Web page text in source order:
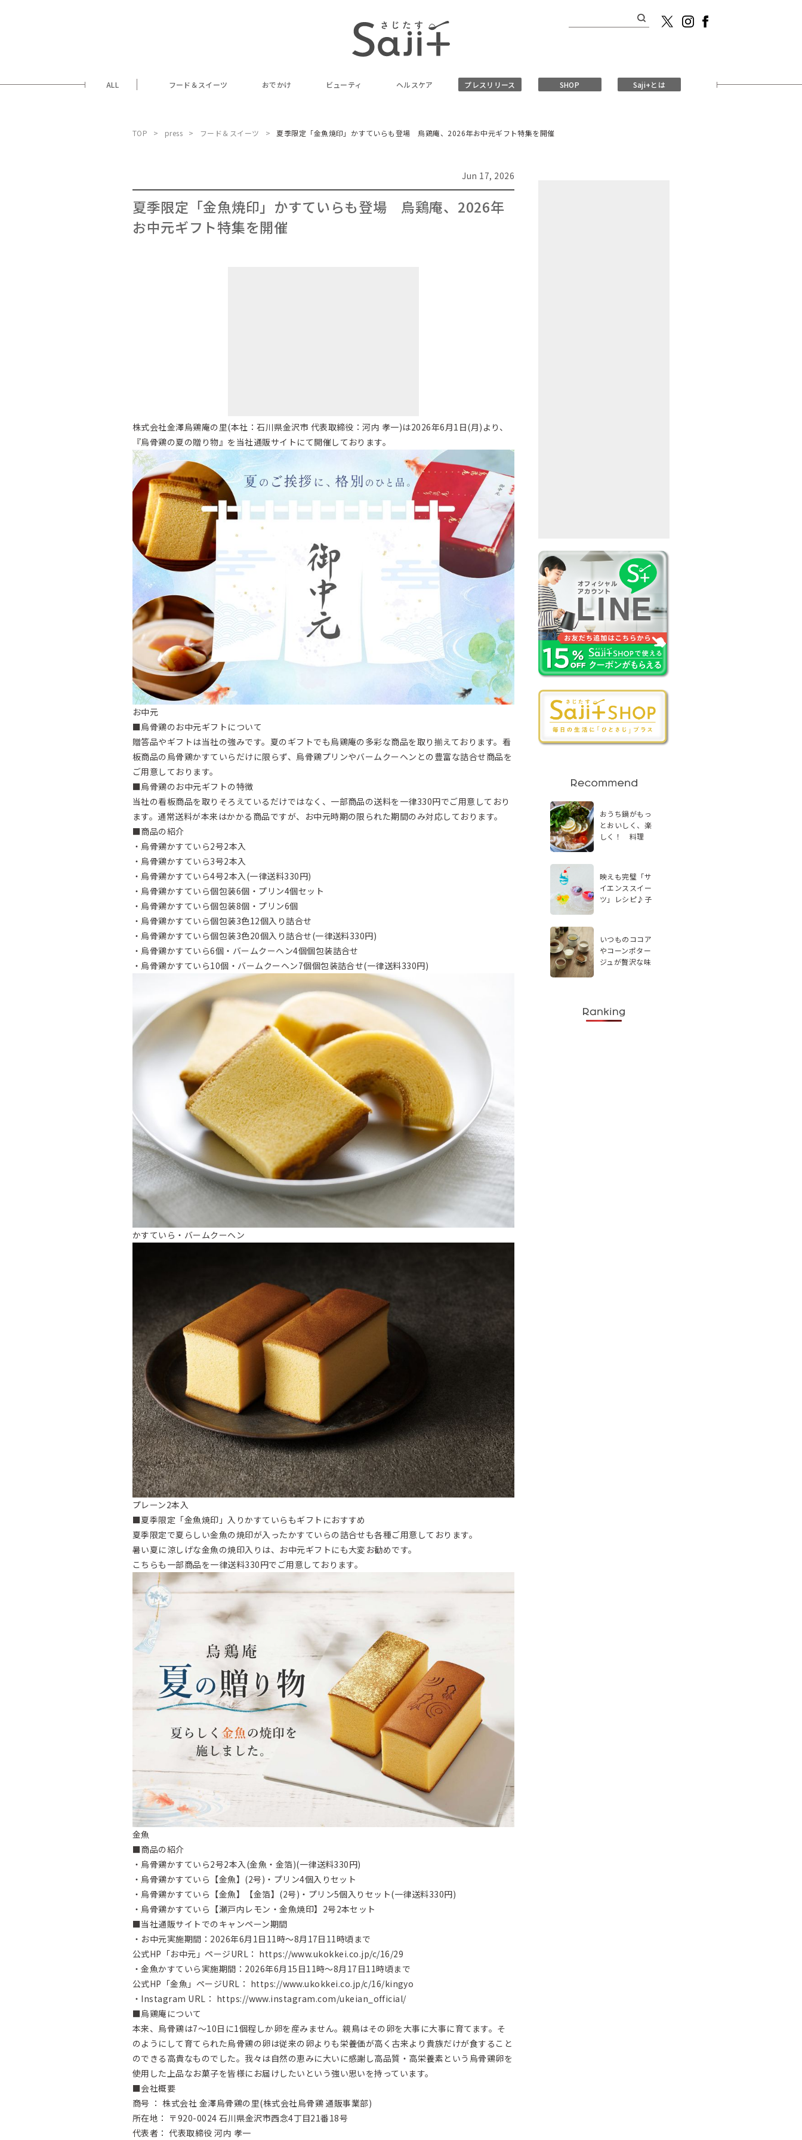
ALL フード＆スイーツ おでかけ ビューティ ヘルスケア プレスリリース SHOP Saji+とは
TOP press フード＆スイーツ 夏季限定「金魚焼印」かすていらも登場 烏鶏庵、2026年お中元ギフト特集を開催
Jun 17, 2026
夏季限定「金魚焼印」かすていらも登場 烏鶏庵、2026年
お中元ギフト特集を開催
株式会社金澤烏鶏庵の里(本社：石川県金沢市 代表取締役：河内 孝一)は2026年6月1日(月)より、
『烏骨鶏の夏の贈り物』を当社通販サイトにて開催しております。
お中元
■烏骨鶏のお中元ギフトについて
贈答品やギフトは当社の強みです。夏のギフトでも烏鶏庵の多彩な商品を取り揃えております。看
板商品の烏骨鶏かすていらだけに限らず、烏骨鶏プリンやバームクーヘンとの豊富な詰合せ商品を
ご用意しております。
■烏骨鶏のお中元ギフトの特徴
当社の看板商品を取りそろえているだけではなく、一部商品の送料を一律330円でご用意しており
ます。通常送料が本来はかかる商品ですが、お中元時期の限られた期間のみ対応しております。
■商品の紹介
・烏骨鶏かすていら2号2本入
・烏骨鶏かすていら3号2本入
・烏骨鶏かすていら4号2本入(一律送料330円)
・烏骨鶏かすていら個包装6個・プリン4個セット
・烏骨鶏かすていら個包装8個・プリン6個
・烏骨鶏かすていら個包装3色12個入り詰合せ
・烏骨鶏かすていら個包装3色20個入り詰合せ(一律送料330円)
・烏骨鶏かすていら6個・バームクーヘン4個個包装詰合せ
・烏骨鶏かすていら10個・バームクーヘン7個個包装詰合せ(一律送料330円)
かすていら・バームクーヘン
プレーン2本入
■夏季限定「金魚焼印」入りかすていらもギフトにおすすめ
夏季限定で夏らしい金魚の焼印が入ったかすていらの詰合せも各種ご用意しております。
暑い夏に涼しげな金魚の焼印入りは、お中元ギフトにも大変お勧めです。
こちらも一部商品を一律送料330円でご用意しております。
金魚
■商品の紹介
・烏骨鶏かすていら2号2本入(金魚・金箔)(一律送料330円)
・烏骨鶏かすていら【金魚】(2号)・プリン4個入りセット
・烏骨鶏かすていら【金魚】【金箔】(2号)・プリン5個入りセット(一律送料330円)
・烏骨鶏かすていら【瀬戸内レモン・金魚焼印】2号2本セット
■当社通販サイトでのキャンペーン期間
・お中元実施期間：2026年6月1日11時～8月17日11時頃まで
公式HP「お中元」ページURL： https://www.ukokkei.co.jp/c/16/29
・金魚かすていら実施期間：2026年6月15日11時～8月17日11時頃まで
公式HP「金魚」ページURL： https://www.ukokkei.co.jp/c/16/kingyo
・Instagram URL： https://www.instagram.com/ukeian_official/
■烏鶏庵について
本来、烏骨鶏は7～10日に1個程しか卵を産みません。親鳥はその卵を大事に大事に育てます。そ
のようにして育てられた烏骨鶏の卵は従来の卵よりも栄養価が高く古来より貴族だけが食すること
のできる高貴なものでした。我々は自然の恵みに大いに感謝し高品質・高栄養素という烏骨鶏卵を
使用した上品なお菓子を皆様にお届けしたいという強い思いを持っています。
■会社概要
商号 ： 株式会社 金澤烏骨鶏の里(株式会社烏骨鶏 通販事業部)
所在地： 〒920-0024 石川県金沢市西念4丁目21番18号
代表者： 代表取締役 河内 孝一
おうち鍋がもっ
とおいしく、楽
しく！ 料理
映えも完璧「サ
イエンススイー
ツ」レシピ♪子
いつものココア
やコーンポター
ジュが贅沢な味